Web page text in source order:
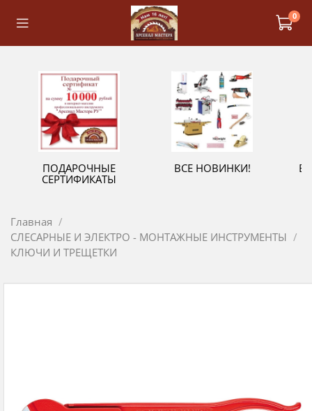
0
ПОДАРОЧНЫЕ
СЕРТИФИКАТЫ
ВСЕ НОВИНКИ!
Главная
СЛЕСАРНЫЕ И ЭЛЕКТРО - МОНТАЖНЫЕ ИНСТРУМЕНТЫ
КЛЮЧИ И ТРЕЩЕТКИ